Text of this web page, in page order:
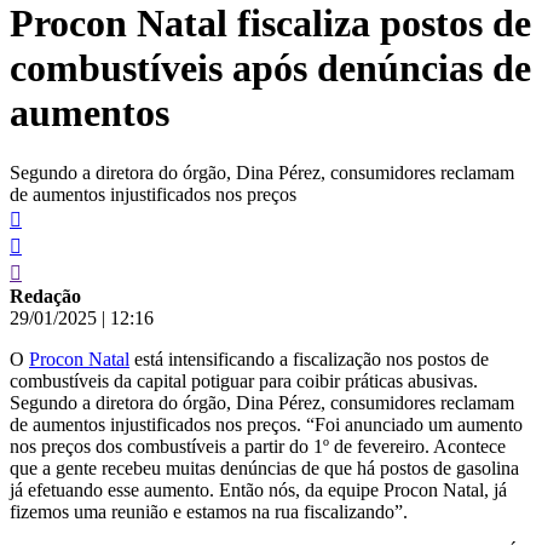
conteúdo
Procon Natal fiscaliza postos de
combustíveis após denúncias de
aumentos
Segundo a diretora do órgão, Dina Pérez, consumidores reclamam
de aumentos injustificados nos preços
Redação
29/01/2025 | 12:16
O Procon Natal está intensificando a fiscalização nos postos de
combustíveis da capital potiguar para coibir práticas abusivas.
Segundo a diretora do órgão, Dina Pérez, consumidores reclamam
de aumentos injustificados nos preços. “Foi anunciado um aumento
nos preços dos combustíveis a partir do 1º de fevereiro. Acontece
que a gente recebeu muitas denúncias de que há postos de gasolina
já efetuando esse aumento. Então nós, da equipe Procon Natal, já
fizemos uma reunião e estamos na rua fiscalizando”.